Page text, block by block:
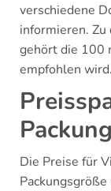
verschiedene
informieren. Zu
gehört die 100
empfohlen wird.
Die Preise für